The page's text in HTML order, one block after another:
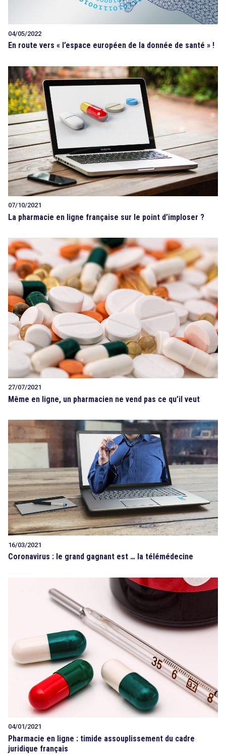
04/05/2022
En route vers « l’espace européen de la donnée de santé » !
07/10/2021
La pharmacie en ligne française sur le point d’imploser ?
27/07/2021
Même en ligne, un pharmacien ne vend pas ce qu’il veut
16/03/2021
Coronavirus : le grand gagnant est … la télémédecine
04/01/2021
Pharmacie en ligne : timide assouplissement du cadre
juridique français